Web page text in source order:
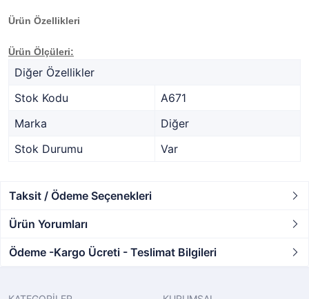
Ürün Özellikleri
Ürün Ölçüleri:
Diğer Özellikler
Stok Kodu
A671
Marka
Diğer
Stok Durumu
Var
Taksit / Ödeme Seçenekleri
Ürün Yorumları
Ödeme -Kargo Ücreti - Teslimat Bilgileri